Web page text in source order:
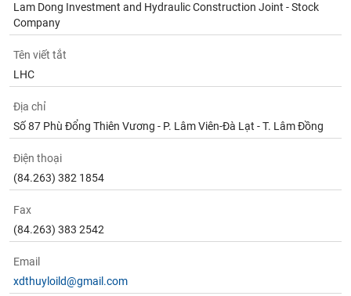
Lam Dong Investment and Hydraulic Construction Joint - Stock
Company
Tên viết tắt
LHC
Địa chỉ
Số 87 Phù Đổng Thiên Vương - P. Lâm Viên-Đà Lạt - T. Lâm Đồng
Điện thoại
(84.263) 382 1854
Fax
(84.263) 383 2542
Email
xdthuyloild@gmail.com